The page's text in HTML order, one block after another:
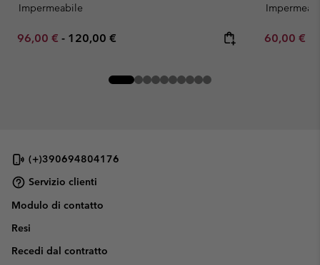
Impermeabile
Minimum sale price:
96,00 € - Maximum price:
120,00 € Minimum
60,00 €
(+)390694804176
Servizio clienti
Modulo di contatto
Resi
Recedi dal contratto